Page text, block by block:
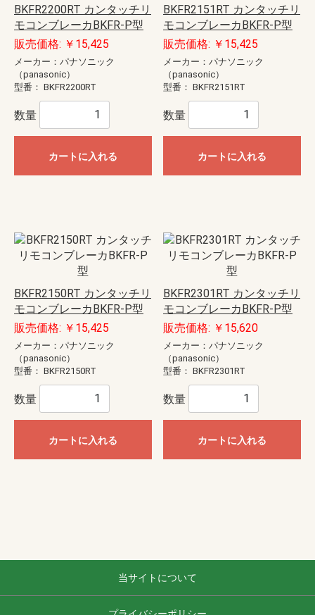
BKFR2200RT カンタッチリ
モコンブレーカBKFR-P型
販売価格: ￥15,425
メーカー：パナソニック
（panasonic）
型番： BKFR2200RT
数量
カートに入れる
BKFR2151RT カンタッチリ
モコンブレーカBKFR-P型
販売価格: ￥15,425
メーカー：パナソニック
（panasonic）
型番： BKFR2151RT
数量
カートに入れる
BKFR2150RT カンタッチリ
モコンブレーカBKFR-P型
販売価格: ￥15,425
メーカー：パナソニック
（panasonic）
型番： BKFR2150RT
数量
カートに入れる
BKFR2301RT カンタッチリ
モコンブレーカBKFR-P型
販売価格: ￥15,620
メーカー：パナソニック
（panasonic）
型番： BKFR2301RT
数量
カートに入れる
当サイトについて